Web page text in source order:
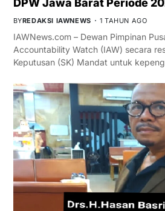
BYREDAKSI IAWNEWS 1 TAHUN AGO
IAWNews.com – Dewan Pimpinan
Accountability Watch (IAW) secara
Keputusan (SK) Mandat untuk